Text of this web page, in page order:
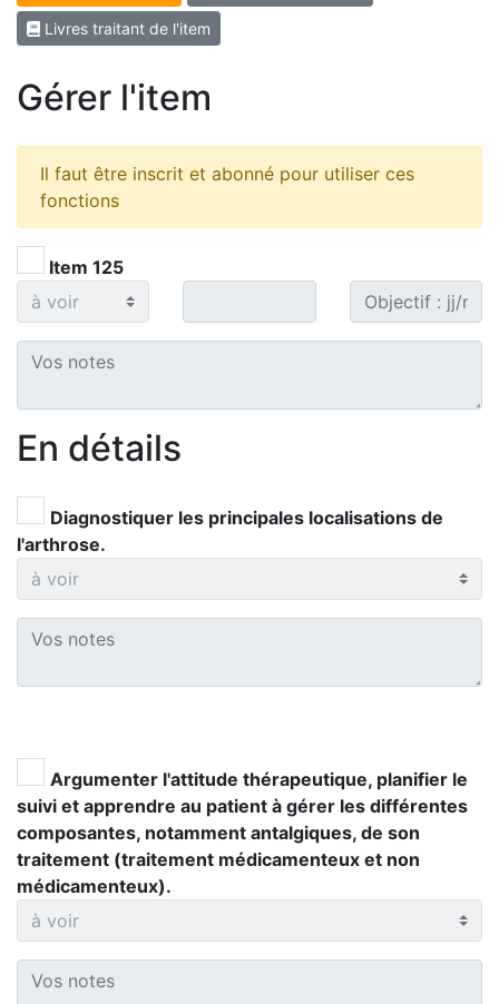
Livres traitant de l'item
Gérer l'item
Il faut être inscrit et abonné pour utiliser ces
fonctions
Item 125
En détails
Diagnostiquer les principales localisations de
l'arthrose.
Argumenter l'attitude thérapeutique, planifier le
suivi et apprendre au patient à gérer les différentes
composantes, notamment antalgiques, de son
traitement (traitement médicamenteux et non
médicamenteux).